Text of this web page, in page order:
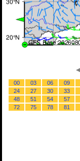
00 03 06 09
24
27 30 33
48
51 54 57
72
75 78 81